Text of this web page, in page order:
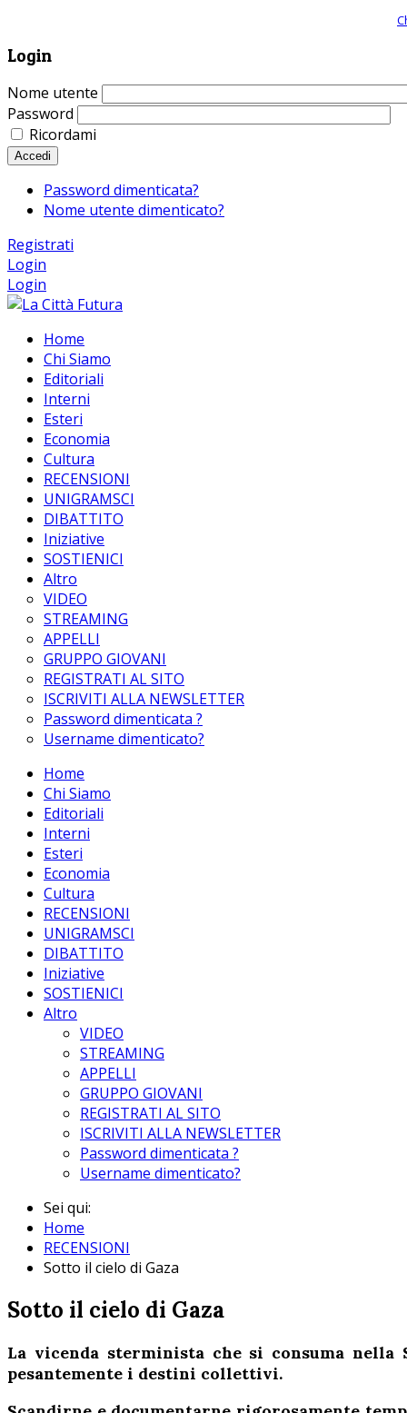
Login
Nome utente
Password
Ricordami
Accedi
Password dimenticata?
Nome utente dimenticato?
Registrati
Login
Login
Home
Chi Siamo
Editoriali
Interni
Esteri
Economia
Cultura
RECENSIONI
UNIGRAMSCI
DIBATTITO
Iniziative
SOSTIENICI
Altro
VIDEO
STREAMING
APPELLI
GRUPPO GIOVANI
REGISTRATI AL SITO
ISCRIVITI ALLA NEWSLETTER
Password dimenticata ?
Username dimenticato?
Home
Chi Siamo
Editoriali
Interni
Esteri
Economia
Cultura
RECENSIONI
UNIGRAMSCI
DIBATTITO
Iniziative
SOSTIENICI
Altro
VIDEO
STREAMING
APPELLI
GRUPPO GIOVANI
REGISTRATI AL SITO
ISCRIVITI ALLA NEWSLETTER
Password dimenticata ?
Username dimenticato?
Sei qui:
Home
RECENSIONI
Sotto il cielo di Gaza
Sotto il cielo di Gaza
La vicenda sterminista che si consuma
pesantemente i destini collettivi.